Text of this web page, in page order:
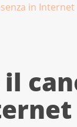
in Internet